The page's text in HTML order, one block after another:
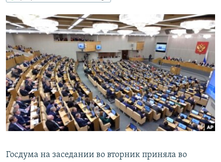
навигации
Вернутся
поиску
IDEL.РЕАЛИИ
КАВКАЗ.РЕАЛИИ
СЕВЕР.РЕАЛИИ
СИБИРЬ.РЕАЛИИ
РАСПИСАНИЕ ВЕЩАНИЯ
ПОДПИШИТЕСЬ НА РАССЫЛКУ
СОЦИАЛЬНЫЕ СЕТИ
Госдума на заседании во вторник приняла во